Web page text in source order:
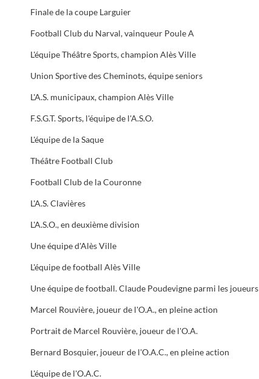
Finale de la coupe Larguier
Football Club du Narval, vainqueur Poule A
L'équipe Théâtre Sports, champion Alès Ville
Union Sportive des Cheminots, équipe seniors
L'A.S. municipaux, champion Alès Ville
F.S.G.T. Sports, l'équipe de l'A.S.O.
L'équipe de la Saque
Théâtre Football Club
Football Club de la Couronne
L'A.S. Clavières
L'A.S.O., en deuxième division
Une équipe d'Alès Ville
L'équipe de football Alès Ville
Une équipe de football. Claude Poudevigne parmi les joueurs
Marcel Rouvière, joueur de l'O.A., en pleine action
Portrait de Marcel Rouvière, joueur de l'O.A.
Bernard Bosquier, joueur de l'O.A.C., en pleine action
L'équipe de l'O.A.C.